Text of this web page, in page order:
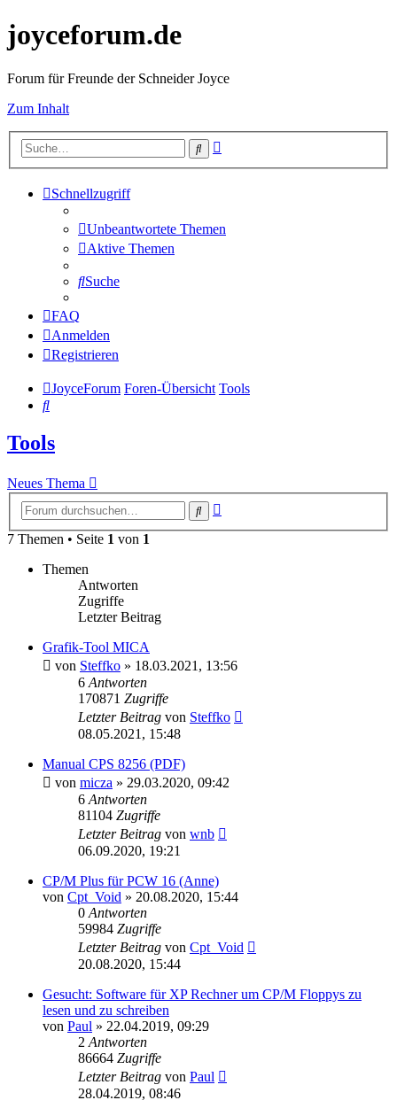
joyceforum.de
Forum für Freunde der Schneider Joyce
Zum Inhalt
Suche
Schnellzugriff
Unbeantwortete Themen
Aktive Themen
Suche
FAQ
Anmelden
Registrieren
JoyceForum Foren-Übersicht Tools
Suche
Tools
Neues Thema
Suche
7 Themen • Seite 1 von 1
Themen
Antworten
Zugriffe
Letzter Beitrag
Grafik-Tool MICA
von Steffko » 18.03.2021, 13:56
6 Antworten
170871 Zugriffe
Letzter Beitrag von Steffko
08.05.2021, 15:48
Manual CPS 8256 (PDF)
von micza » 29.03.2020, 09:42
6 Antworten
81104 Zugriffe
Letzter Beitrag von wnb
06.09.2020, 19:21
CP/M Plus für PCW 16 (Anne)
von Cpt_Void » 20.08.2020, 15:44
0 Antworten
59984 Zugriffe
Letzter Beitrag von Cpt_Void
20.08.2020, 15:44
Gesucht: Software für XP Rechner um CP/M Floppys zu
lesen und zu schreiben
von Paul » 22.04.2019, 09:29
2 Antworten
86664 Zugriffe
Letzter Beitrag von Paul
28.04.2019, 08:46